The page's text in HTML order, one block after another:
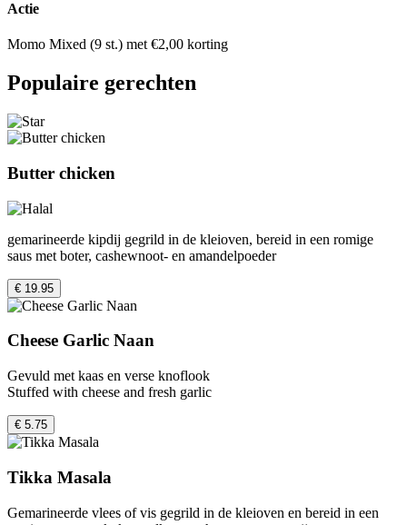
Actie
Momo Mixed (9 st.) met €2,00 korting
Populaire gerechten
Butter chicken
gemarineerde kipdij gegrild in de kleioven, bereid in een romige
saus met boter, cashewnoot- en amandelpoeder
€ 19.95
Cheese Garlic Naan
Gevuld met kaas en verse knoflook
Stuffed with cheese and fresh garlic
€ 5.75
Tikka Masala
Gemarineerde vlees of vis gegrild in de kleioven en bereid in een